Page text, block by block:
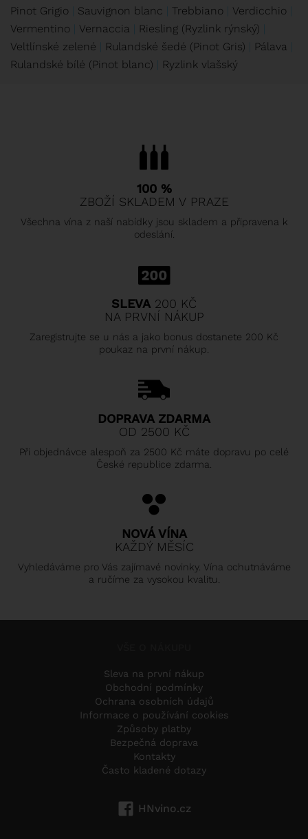
Pinot Grigio
Sauvignon blanc Trebbiano
Verdicchio
Vermentino
Vernaccia
Riesling (Ryzlink rýnský)
Veltlínské zelené
Rulandské šedé (Pinot Gris)
Pálava
Rulandské bílé (Pinot blanc)
Ryzlink vlašský
100 %
ZBOŽÍ SKLADEM V PRAZE
Všechna vína z naší nabídky jsou skladem a připravena k
odeslání.
SLEVA 200 KČ
NA PRVNÍ NÁKUP
Zaregistrujte se u nás a jako bonus dostanete 200 Kč
poukaz na první nákup.
DOPRAVA ZDARMA
OD 2500 KČ
Při objednávce alespoň za 2500 Kč máte dopravu po celé
České republice zdarma.
NOVÁ VÍNA
KAŽDÝ MĚSÍC
Vyhledáváme pro Vás zajímavé novinky. Vína ochutnáváme
a ručíme za vysokou kvalitu.
Sleva na první nákup
Obchodní podmínky
Ochrana osobních údajů
Informace o používání cookies
Způsoby platby
Bezpečná doprava
Kontakty
Často kladené dotazy
HNvino.cz